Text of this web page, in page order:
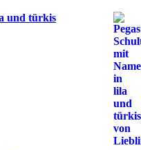
und türkis